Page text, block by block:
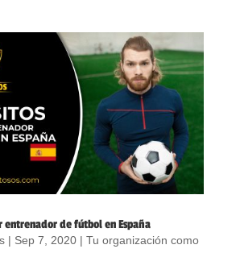
entrenador de fútbol en España
| Sep 7, 2020| Tu organización como